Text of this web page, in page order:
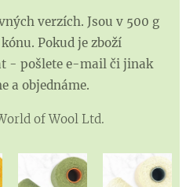
verzích. Jsou v 500 g
Pokud je zboží
- pošlete e-mail či jinak
a objednáme.
of Wool Ltd.